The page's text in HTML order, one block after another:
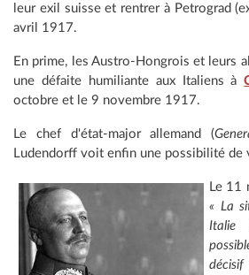
leur exil suisse et rentrer à Petrograd
avril 1917.
En prime, les Austro-Hongrois et leurs
une défaite humiliante aux Italiens à
octobre et le 9 novembre 1917.
Le chef d'état-major allemand (
Ludendorff voit enfin une possibilité de
Le 11
« La
Italie